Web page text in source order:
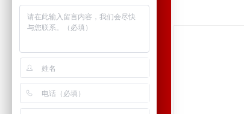
华东教育基地
湘赣闵教育基地
左右江教育基地
贵州省教育基地
雪山草地教育基地